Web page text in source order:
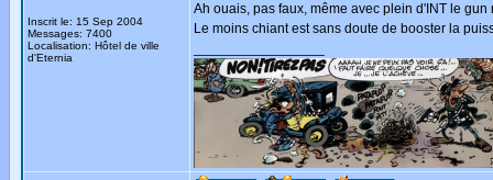
Inscrit le: 15 Sep 2004
Messages: 7400
Localisation: Hôtel de ville
d'Eternia
Ah ouais, pas faux, même avec plein d'INT le gun
Le moins chiant est sans doute de booster la